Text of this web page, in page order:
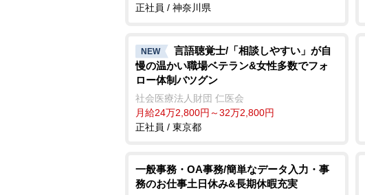
正社員 / 神奈川県
NEW
言語聴覚士/「相談しやすい」が自
慢の温かい職場ベテラン&女性多数でフォ
ロー体制バツグン
社会医療法人財団 仁医会
月給24万2,800円～32万2,800円
正社員 / 東京都
一般事務・OA事務/簡単なデータ入力・事
務のお仕事土日休み&長期休暇充実